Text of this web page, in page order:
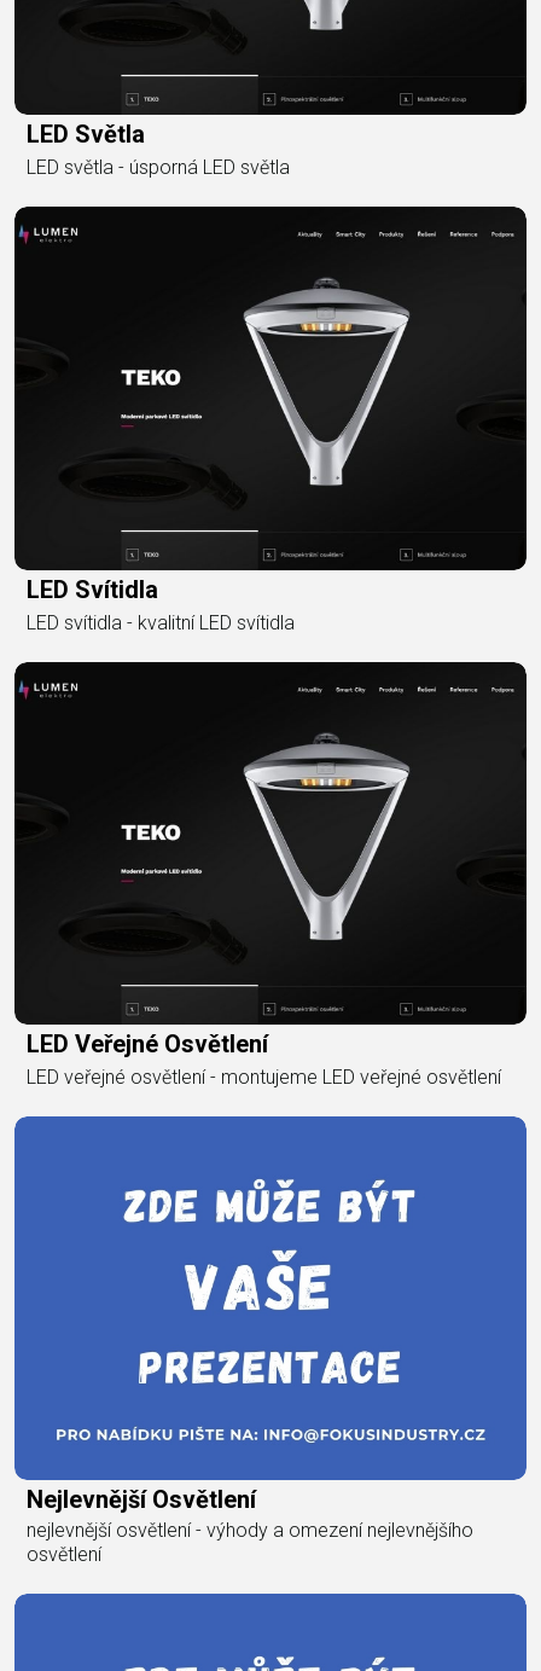
LED Světla
LED světla - úsporná LED světla
LED Svítidla
LED svítidla - kvalitní LED svítidla
LED Veřejné Osvětlení
LED veřejné osvětlení - montujeme LED veřejné osvětlení
Nejlevnější Osvětlení
nejlevnější osvětlení - výhody a omezení nejlevnějšího
osvětlení